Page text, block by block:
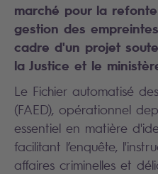
marché pour la
gestion des
cadre d'un projet
la Justice et le
Le Fichier automatisé
(FAED), opérationnel
essentiel en matière
facilitant l’enquête,
affaires criminelles et